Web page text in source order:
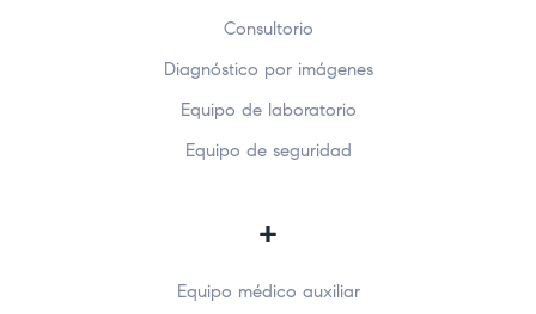
Consultorio
Diagnóstico por imágenes
Equipo de laboratorio
Equipo de seguridad
+
Equipo médico auxiliar